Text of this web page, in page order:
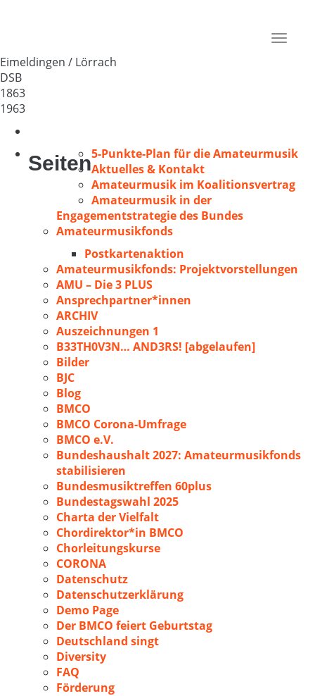
Toggle
Eimeldingen / Lörrach
DSB
1863
1963
Seiten5-Punkte-Plan für die Amateurmusik
Aktuelles & Kontakt
Amateurmusik im Koalitionsvertrag
Amateurmusik in der
Engagementstrategie des Bundes
Amateurmusikfonds
Postkartenaktion
Amateurmusikfonds: Projektvorstellungen
AMU – Die 3 PLUS
Ansprechpartner*innen
ARCHIV
Auszeichnungen 1
B33TH0V3N… AND3RS! [abgelaufen]
Bilder
BJC
Blog
BMCO
BMCO Corona-Umfrage
BMCO e.V.
Bundeshaushalt 2027: Amateurmusikfonds
stabilisieren
Bundesmusiktreffen 60plus
Bundestagswahl 2025
Charta der Vielfalt
Chordirektor*in BMCO
Chorleitungskurse
CORONA
Datenschutz
Datenschutzerklärung
Demo Page
Der BMCO feiert Geburtstag
Deutschland singt
Diversity
FAQ
Förderung